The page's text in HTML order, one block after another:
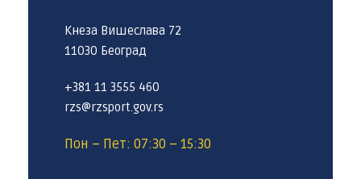
Кнеза Вишеслава 72
11030 Београд
+381 11 3555 460
rzs@rzsport.gov.rs
Пон – Пет: 07:30 – 15:30